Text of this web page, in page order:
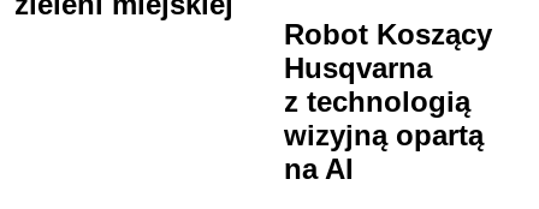
Robot Koszący
Husqvarna
z technologią
wizyjną opartą
na AI